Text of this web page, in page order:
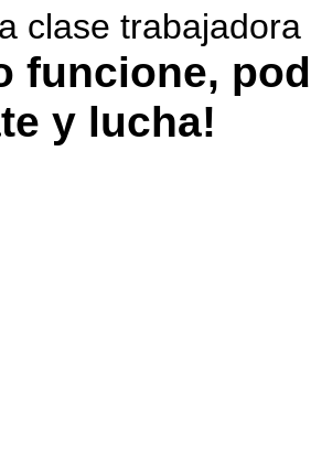
clase
funcione,
y lucha!